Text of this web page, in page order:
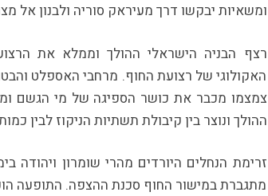
ומשאיות יבקשו דרך מעיראק סוריה ולבנון אל
רצף הבניה הישראלי ההולך וממלא את
האקולוגי של רצועת החוף. מרחבי האספלט
צמצמו מכבר את כושר הספיגה של מי הגשם
ההולך ונוצר בין קיבולת תשתיות הניקוז לבין
זרימת הנחלים היורדים מהרי שומרון
מתגברת במישור החוף סכנת ההצפה. התופעה